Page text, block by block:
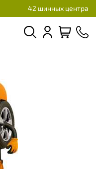
42 шинных центра